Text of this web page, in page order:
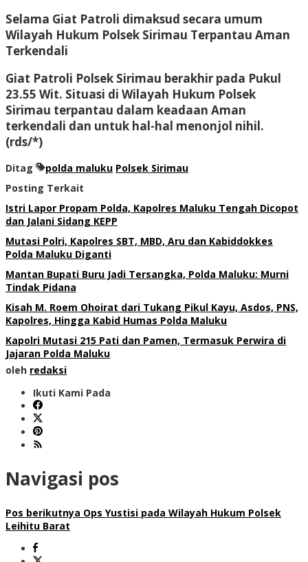
Selama Giat Patroli dimaksud secara umum
Wilayah Hukum Polsek Sirimau Terpantau Aman
Terkendali
Giat Patroli Polsek Sirimau berakhir pada Pukul
23.55 Wit. Situasi di Wilayah Hukum Polsek
Sirimau terpantau dalam keadaan Aman
terkendali dan untuk hal-hal menonjol nihil.
(rds/*)
Ditag polda maluku Polsek Sirimau
Posting Terkait
Istri Lapor Propam Polda, Kapolres Maluku Tengah Dicopot
dan Jalani Sidang KEPP
Mutasi Polri, Kapolres SBT, MBD, Aru dan Kabiddokkes
Polda Maluku Diganti
Mantan Bupati Buru Jadi Tersangka, Polda Maluku: Murni
Tindak Pidana
Kisah M. Roem Ohoirat dari Tukang Pikul Kayu, Asdos, PNS,
Kapolres, Hingga Kabid Humas Polda Maluku
Kapolri Mutasi 215 Pati dan Pamen, Termasuk Perwira di
Jajaran Polda Maluku
oleh redaksi
Ikuti Kami Pada
Navigasi pos
Pos berikutnya Ops Yustisi pada Wilayah Hukum Polsek
Leihitu Barat